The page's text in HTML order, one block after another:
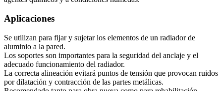
Aplicaciones
Se utilizan para fijar y sujetar los elementos de un radiador de
aluminio a la pared.
Los soportes son importantes para la seguridad del anclaje y el
adecuado funcionamiento del radiador.
La correcta alineación evitará puntos de tensión que provocan ruidos
por dilatación y contracción de las partes metálicas.